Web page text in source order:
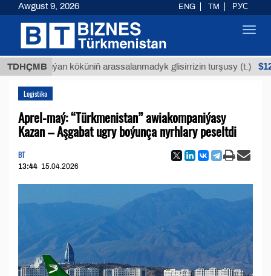
TDHÇMB
Buýan köküniň arassalanmadyk glisirrizin turşusy (t.) $12935,18
Logistika
Aprel-maý: “Türkmenistan” awiakompaniýasy
Kazan – Aşgabat ugry boýunça nyrhlary peseltdi
BT
13:44 15.04.2026
Awgust 9, 2026 ENG TM РУС